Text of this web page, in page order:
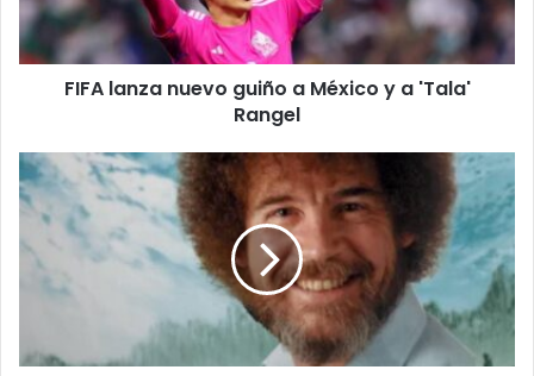
a
d
s
s
z
a
v
o
g
u
M
FIFA lanza nuevo guiño a México y a 'Tala'
Rangel
¿
D
n
e